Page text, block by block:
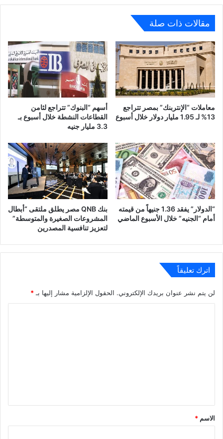
مقالات ذات صلة
معاملات “الإنتربنك” بمصر تتراجع
13% لـ 1.95 مليار دولار خلال أسبوع
أسهم “البنوك” تتراجع لثامن
القطاعات النشطة خلال أسبوع بـ
3.3 مليار جنيه
“الدولار” يفقد 1.36 جنيهاً من قيمته
أمام “الجنيه” خلال الأسبوع الماضي
بنك QNB مصر يطلق ملتقى “أبطال
المشروعات الصغيرة والمتوسطة”
لتعزيز تنافسية المصدرين
اترك تعليقاً
لن يتم نشر عنوان بريدك الإلكتروني. الحقول الإلزامية مشار إليها بـ *
*
الاسم *